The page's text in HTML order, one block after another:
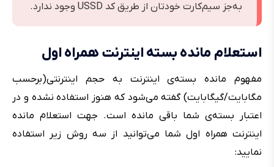
به‌جز سیم‌کارت خودتان از طریق کد USSD وجود ندارد.
استعلام مانده بسته اینترنت همراه اول
مفهوم مانده بسته‌ی اینترنت به حجم اینترنتی(برحسب
مگابایت/گیگابایت) گفته می‌شود که هنوز استفاده نشده و در
اعتبار بسته‌ی شما باقی مانده است. جهت استعلام مانده
اینترنت همراه اول شما می‌توانید از سه روش زیر استفاده
نمایید: